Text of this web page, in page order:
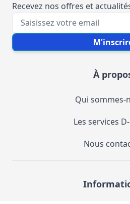
Recevez nos offres et
Votre e-mail
À
Qui sommes-
Les services
Nous